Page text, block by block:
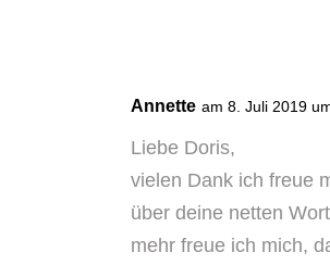
Annette am 8. Juli 2019
Liebe Doris,
vielen Dank ich freue
über deine netten
mehr freue ich mich,